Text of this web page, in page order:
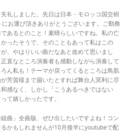
礼しました。先日は日本・モロッコ国交樹
お運び頂きありがとうございます。ご勤務
あるとのこと！素晴らしいですね。私の亡
ったそうで、そのこともあって私はこの
が、やはりいい曲だなあと改めて思いまし
直なところ演奏者も感動しながら演奏して
ん私も！テーマが戻ってくるところは鳥肌
芳賀様まで届いたとすれば舞台人冥利に尽
感なく、しかし「こうあるべきではない
て嬉しかったです。
曲」全曲版、ぜひ出したいですよね！コン
かもしれませんが10月後半にyoutubeで配